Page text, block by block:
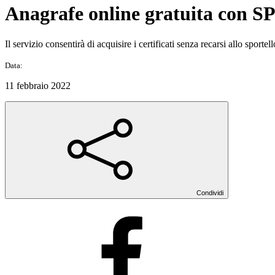
Anagrafe online gratuita con
Il servizio consentirà di acquisire i certificati senza recarsi allo
Data:
11 febbraio 2022
Condividi